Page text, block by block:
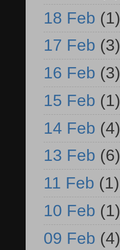
18 Feb (1)
17 Feb (3)
16 Feb (3)
15 Feb (1)
14 Feb (4)
13 Feb (6)
11 Feb (1)
10 Feb (1)
09 Feb (4)